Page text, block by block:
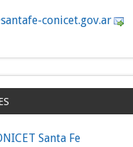
ra.vo
g.tec
inoc-
efatn
Santa Fe